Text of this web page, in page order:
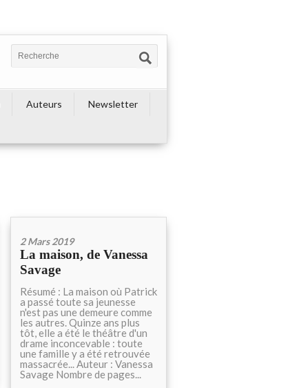
Auteurs
Newsletter
2 Mars 2019
La maison, de Vanessa
Savage
Résumé : La maison où Patrick
a passé toute sa jeunesse
n'est pas une demeure comme
les autres. Quinze ans plus
tôt, elle a été le théâtre d'un
drame inconcevable : toute
une famille y a été retrouvée
massacrée... Auteur : Vanessa
Savage Nombre de pages...